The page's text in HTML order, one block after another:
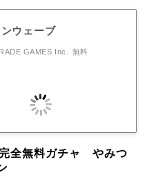
ンウェーブ
GAMES Inc. 無料
全無料ガチャ やみつ